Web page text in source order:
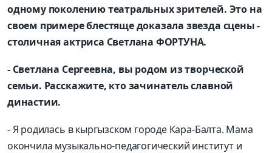
одному поколению театральных зрителей. Это на
своем примере блестяще доказала звезда сцены -
столичная актриса Светлана ФОРТУНА.
- Светлана Сергеевна, вы родом из творческой
семьи. Расскажите, кто зачинатель славной
династии.
- Я родилась в кыргызском городе Кара-Балта. Мама
окончила музыкально-педагогический институт и